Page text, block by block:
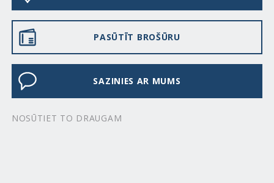
PASŪTĪT BROŠŪRU
SAZINIES AR MUMS
NOSŪTIET TO DRAUGAM